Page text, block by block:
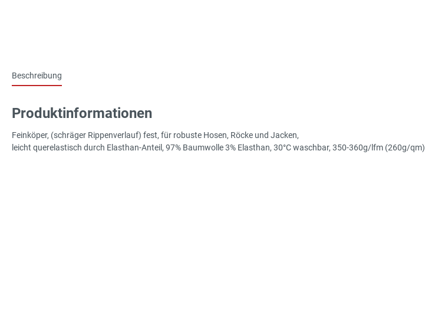
Beschreibung
Produktinformationen
Feinköper, (schräger Rippenverlauf) fest, für robuste Hosen, Röcke und Jacken,
leicht querelastisch durch Elasthan-Anteil, 97% Baumwolle 3% Elasthan, 30°C waschbar, 350-360g/lfm (260g/qm)